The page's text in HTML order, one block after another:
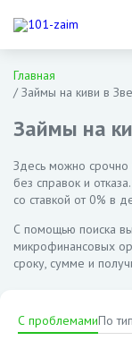
Главная
/Займы на киви в
Займы на
Здесь можно срочно
без справок и
со ставкой от 0% в
С помощью поиска
микрофинансовых
сроку, сумме и
С проблемамиПо